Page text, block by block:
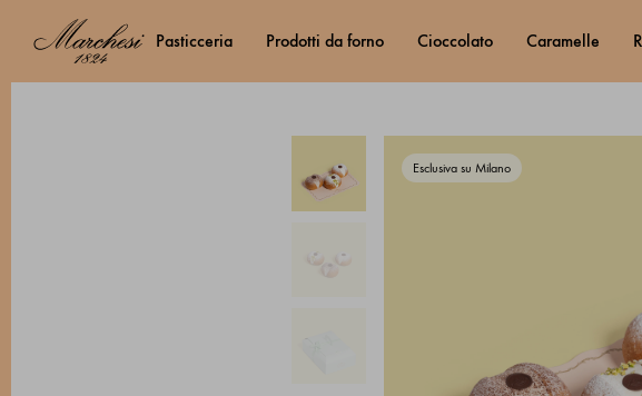
pasticceria prodotti da forno cioccolato caramelle
Esclusiva su Milano